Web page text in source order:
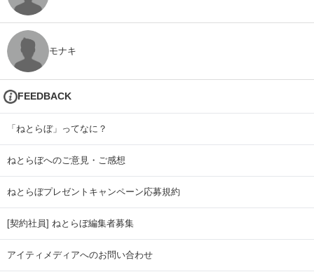
モナキ
FEEDBACK
「ねとらぼ」ってなに？
ねとらぼへのご意見・ご感想
ねとらぼプレゼントキャンペーン応募規約
[契約社員] ねとらぼ編集者募集
アイティメディアへのお問い合わせ